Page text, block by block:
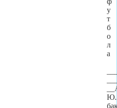
у
т
б
о
л
а